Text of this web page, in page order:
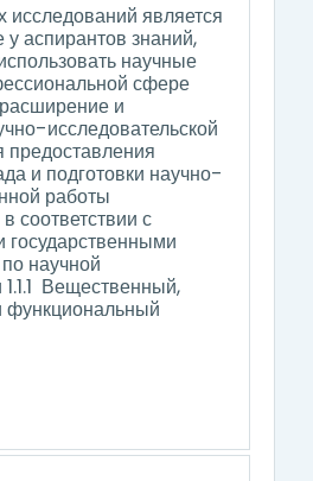
исследований является
аспирантов знаний,
научные
сфере
и
исследовательской
предоставления
и подготовки научно-
работы
соответствии с
научной
Вещественный,
функциональный